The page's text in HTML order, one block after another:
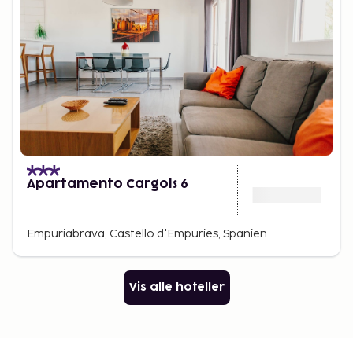
Apartamento Cargols 6
Empuriabrava, Castello d'Empuries, Spanien
Vis alle hoteller